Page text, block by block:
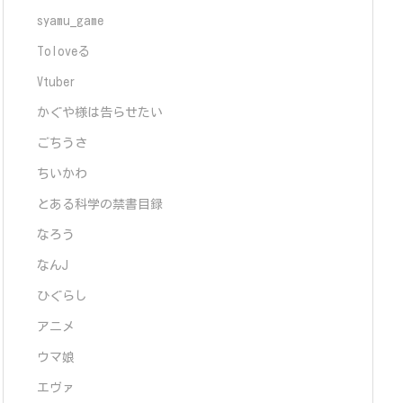
syamu_game
Toloveる
Vtuber
かぐや様は告らせたい
ごちうさ
ちいかわ
とある科学の禁書目録
なろう
なんJ
ひぐらし
アニメ
ウマ娘
エヴァ